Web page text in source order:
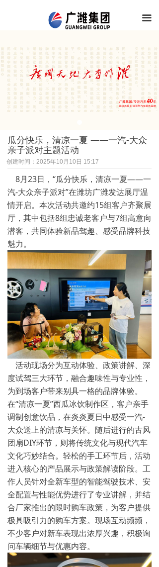
끀
瓜分快乐，清凉一夏 ——一汽-大众
亲子派对主题活动
创建时间： 2025年10月10日 15:17
8月23日，“瓜分快乐，清凉一夏——一
汽-大众亲子派对”在潍坊广潍发达展厅温
情开启。本次活动共邀约15组客户齐聚展
厅，其中包括8组忠诚老客户与7组高意向
潜客，共同体验新品驾趣、感受品牌科技
魅力。
活动现场分为互动体验、政策讲解、深
度试驾三大环节，融合趣味性与专业性，
为到场客户带来别具一格的品牌体验。
在“清凉一夏”西瓜冰饮制作区，客户亲手
调制创意饮品，在炎炎夏日中感受一汽-
大众送上的清凉与关怀。随后进行的古风
团扇DIY环节，则将传统文化与现代汽车
文化巧妙结合。轻松的手工环节后，活动
进入核心的产品展示与政策解读阶段。工
作人员针对全新车型的智能驾驶技术、安
全配置与性能优势进行了专业讲解，并结
合厂家推出的限时购车政策，为客户提供
极具吸引力的购车方案。现场互动频频，
不少客户对新车表现出浓厚兴趣，积极询
问车辆细节与优惠内容。